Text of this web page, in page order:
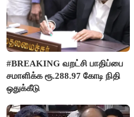
#BREAKING வறட்சி பாதிப்பை
சமாளிக்க ரூ.288.97 கோடி நிதி
ஒதுக்கீடு